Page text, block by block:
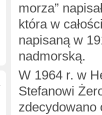
morza”
która w
napisaną w
nadmorską.
W 1964 r. w
Stefanowi
zdecydowano